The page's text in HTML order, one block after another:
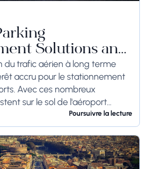
and
du trafic aérien à long terme
accru pour le stationnement
Avec ces nombreux
sur le sol de l'aéroport
période, voire desPoursuivre la lecture